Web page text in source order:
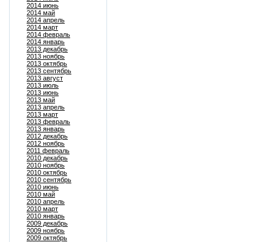
2014 июнь
2014 май
2014 апрель
2014 март
2014 февраль
2014 январь
2013 декабрь
2013 ноябрь
2013 октябрь
2013 сентябрь
2013 август
2013 июль
2013 июнь
2013 май
2013 апрель
2013 март
2013 февраль
2013 январь
2012 декабрь
2012 ноябрь
2011 февраль
2010 декабрь
2010 ноябрь
2010 октябрь
2010 сентябрь
2010 июнь
2010 май
2010 апрель
2010 март
2010 январь
2009 декабрь
2009 ноябрь
2009 октябрь